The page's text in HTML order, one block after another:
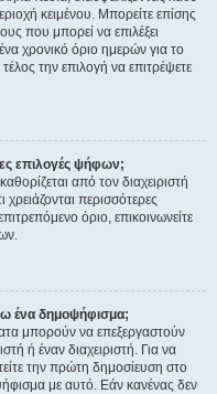
κειμένου. Μπορείτε επίσης
που μπορεί να επιλέξει
χρονικό όριο ημερών για το
την επιλογή να επιτρέψετε
επιλογές ψήφων;
από τον διαχειριστή
περισσότερες
όριο, επικοινωνείτε
ένα δημοψήφισμα;
μπορούν να επεξεργαστούν
ή έναν διαχειριστή. Για να
την πρώτη δημοσίευση στο
με αυτό. Εάν κανένας δεν